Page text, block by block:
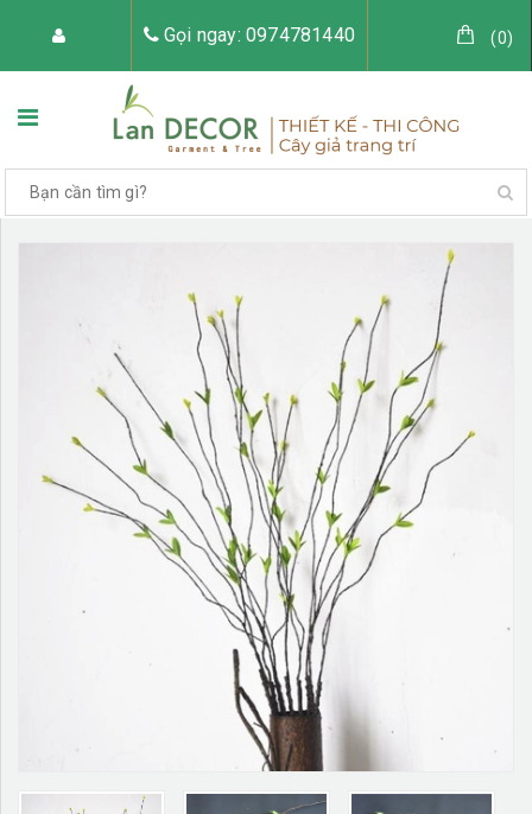
Gọi ngay: 0974781440 (0)
CÂY GIẢ TRANG TRÍ TIỂU CẢNH CÂY GIẢ
TƯỜNG CÂY GIẢ KHĂN TRẢI BÀN